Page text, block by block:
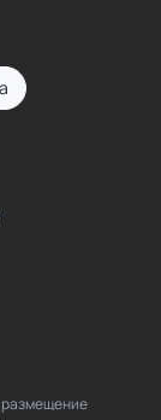
размещение